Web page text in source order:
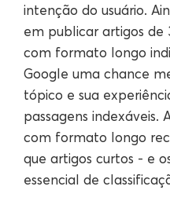
intenção do usuário.
em publicar artigos de
com formato longo
Google uma chance
tópico e sua
passagens indexáveis.
com formato longo
que artigos curtos - e
essencial de